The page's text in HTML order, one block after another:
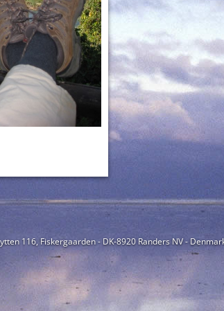
116, Fiskergaarden - DK-8920 Randers NV -